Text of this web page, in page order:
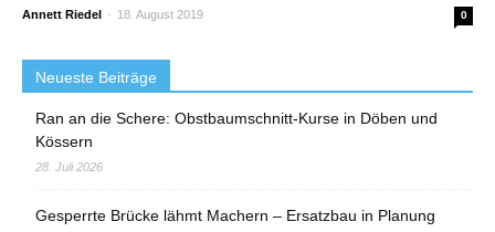
Annett Riedel - 18. August 2019 0
Neueste Beiträge
Ran an die Schere: Obstbaumschnitt-Kurse in Döben und
Kössern
28. Juli 2026
Gesperrte Brücke lähmt Machern – Ersatzbau in Planung